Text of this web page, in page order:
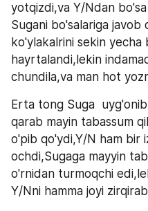
yotqizdi,va Y/Ndan
Sugani bo'salariga
ko'ylakalrini sekin yecha
hayrtalandi,lekin
chundila,va man hot
Erta tong Suga
qarab mayin tabassum
o'pib qo'ydi,Y/N ham bir
ochdi,Sugaga mayyin
o'rnidan turmoqchi
Y/Nni hamma joyi